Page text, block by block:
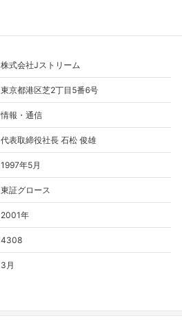
株式会社Jストリーム
東京都港区芝2丁目5番6号
情報・通信
代表取締役社長 石松 俊雄
1997年5月
東証グロース
2001年
4308
3月